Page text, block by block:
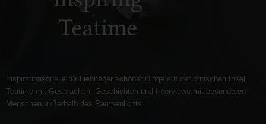
Inspirationsquelle für Liebhaber schöner Dinge auf der britischen Insel,
Teatime mit Gesprächen, Geschichten und Interviews mit besonderen
Menschen außerhalb des Rampenlichts.